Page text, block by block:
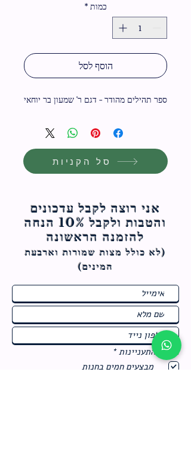
כמות *
הוסף לסל
ספר תהילים מהודר - דגם ר' שמעון בר יוחאי
סל הקניות
אני רוצה לקבל עדכונים
והטבות ולקבל 10% הנחה
להזמנה הראשונה
(לא כולל מצות שמורות וארבעת
המינים)
תחומי התעניינות *
ב
מבצעים חמים בחנות